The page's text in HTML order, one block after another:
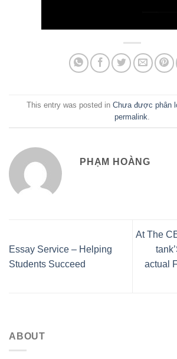
This entry was posted in Chưa được phân
permalink
PHẠM HOÀNG
Essay Service – Helping
Students Succeed
At The
actual
ABOUT